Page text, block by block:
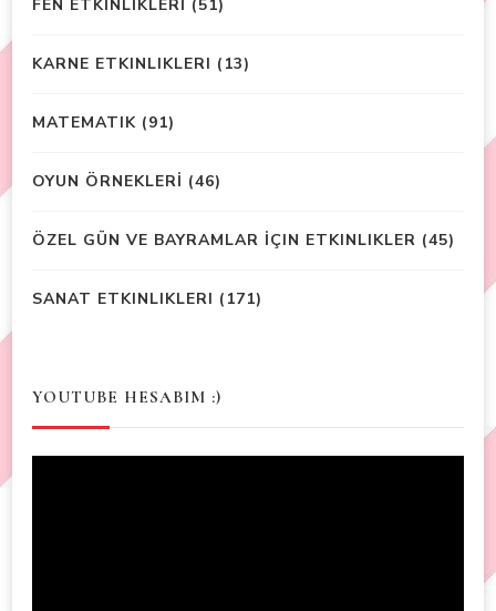
FEN ETKİNLİKLERİ (51)
KARNE ETKINLIKLERI (13)
MATEMATIK (91)
OYUN ÖRNEKLERİ (46)
ÖZEL GÜN VE BAYRAMLAR İÇIN ETKINLIKLER (45)
SANAT ETKINLIKLERI (171)
YOUTUBE HESABIM :)